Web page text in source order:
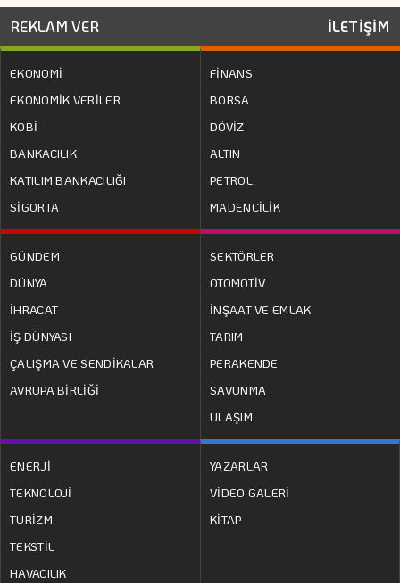
REKLAM VER İLETİŞİM
EKONOMİ
EKONOMİK VERİLER
KOBİ
BANKACILIK
KATILIM BANKACILIĞI
SİGORTA
FİNANS
BORSA
DÖVİZ
ALTIN
PETROL
MADENCİLİK
GÜNDEM
DÜNYA
İHRACAT
İŞ DÜNYASI
ÇALIŞMA VE SENDİKALAR
AVRUPA BİRLİĞİ
SEKTÖRLER
OTOMOTİV
İNŞAAT VE EMLAK
TARIM
PERAKENDE
SAVUNMA
ULAŞIM
ENERJİ
TEKNOLOJİ
TURİZM
TEKSTİL
HAVACILIK
YAZARLAR
VİDEO GALERİ
KİTAP